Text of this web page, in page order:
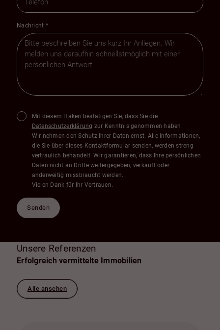
Nachricht *
Mit diesem Haken bestätigen Sie, dass Sie die
Datenschutzerklärung zur Kenntnis genommen haben.
Wir nehmen den Schutz Ihrer Daten ernst. Alle Informationen,
die Sie über dieses Kontaktformular senden, werden streng
vertraulich behandelt. Wir garantieren, dass Ihre persönlichen
Daten nicht an Dritte weitergegeben, verkauft oder
anderweitig missbraucht werden.
Vielen Dank für Ihr Vertrauen.
Senden
Unsere Referenzen
Erfolgreich vermittelte Immobilien
Alle ansehen